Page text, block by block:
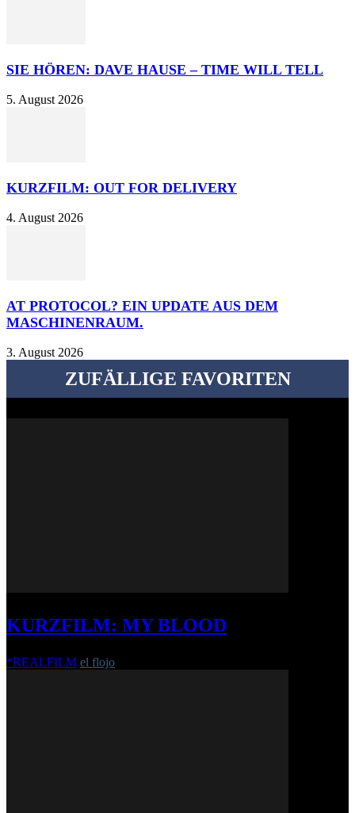
SIE HÖREN: DAVE HAUSE – TIME WILL TELL
5. August 2026
KURZFILM: OUT FOR DELIVERY
4. August 2026
AT PROTOCOL? EIN UPDATE AUS DEM
MASCHINENRAUM.
3. August 2026
ZUFÄLLIGE FAVORITEN
KURZFILM: MY BLOOD
*REALFILM el flojo